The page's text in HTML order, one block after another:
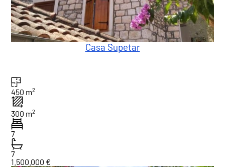
Casa Supetar
450 m2
300 m2
7
7
1.500.000 €